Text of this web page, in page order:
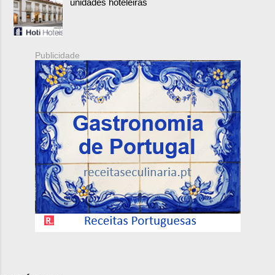
Publicidade